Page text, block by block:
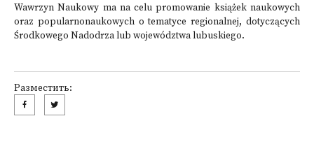
Wawrzyn Naukowy ma na celu promowanie książek naukowych
oraz popularnonaukowych o tematyce regionalnej, dotyczących
Środkowego Nadodrza lub województwa lubuskiego.
Разместить: